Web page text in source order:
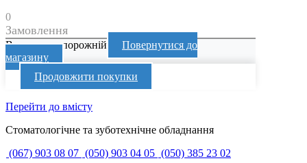
0
Замовлення
Ваш кошик порожній
Повернутися до
магазину
Продовжити покупки
Перейти до вмісту
Стоматологічне та зуботехнічне обладнання
(067) 903 08 07 (050) 903 04 05 (050) 385 23 02